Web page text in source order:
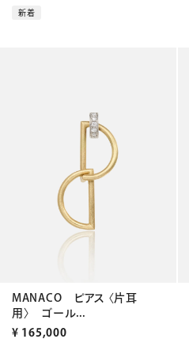
新着
MANACO ピアス 〈片耳
用〉 ゴール...
¥ 165,000